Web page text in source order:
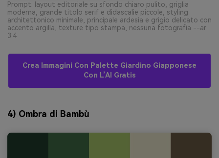
Prompt: layout editoriale su sfondo chiaro pulito, griglia
moderna, grande titolo serif e didascalie piccole, styling
architettonico minimale, principale ardesia e grigio delicato con
accento argilla, texture tipo stampa, nessuna fotografia --ar
3:4
Crea Immagini Con Palette Giardino Giapponese
Con L’AI Gratis
4) Ombra di Bambù